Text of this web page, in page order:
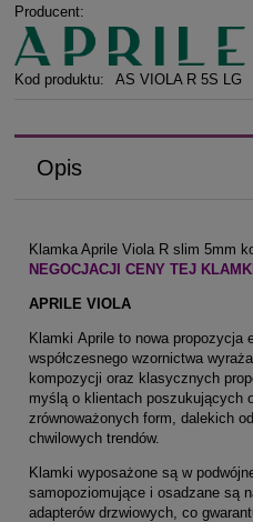
Producent:
Kod produktu: AS VIOLA R 5S LG
Opis
Klamka Aprile Viola R slim 5mm
NEGOCJACJI CENY TEJ
APRILE VIOLA
Klamki Aprile to nowa propozycja
współczesnego wzornictwa
kompozycji oraz klasycznych
myślą o klientach poszukujących
zrównoważonych form, dalekich
chwilowych trendów.
Klamki wyposażone są w
samopoziomujące i osadzane są
adapterów drzwiowych, co